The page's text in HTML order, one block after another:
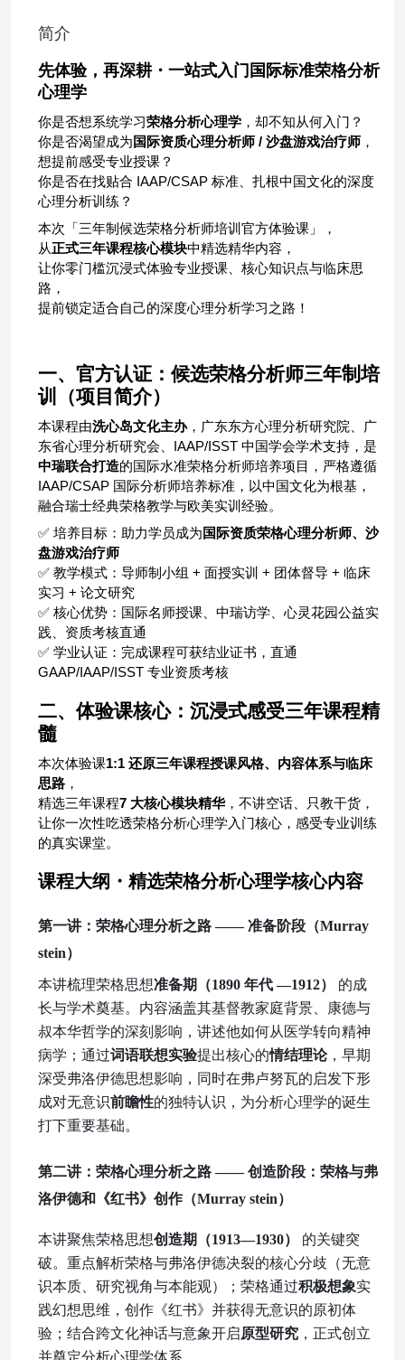
简介
先体验，再深耕・一站式入门国际标准荣格分析
心理学
你是否想系统学习荣格分析心理学 ，却不知从何入门？
你是否渴望成为国际资质心理分析师 / 沙盘游戏治疗师 ，
想提前感受专业授课？
你是否在找贴合 IAAP/CSAP 标准、扎根中国文化的深度
心理分析训练？
本次「三年制候选荣格分析师培训官方体验课」，
从正式三年课程核心模块中精选精华内容，
让你零门槛沉浸式体验专业授课、核心知识点与临床思
路，
提前锁定适合自己的深度心理分析学习之路！
一、官方认证：候选荣格分析师三年制培
训（项目简介）
本课程由洗心岛文化主办，广东东方心理分析研究院、广
东省心理分析研究会、 IAAP/ISST 中国学会学术支持，是
中瑞联合打造的国际水准荣格分析师培养项目，严格遵循
IAAP/CSAP 国际分析师培养标准，以中国文化为根基，
融合瑞士经典荣格教学与欧美实训经验。
✅ 培养目标：助力学员成为国际资质荣格心理分析师、沙
盘游戏治疗师
✅ 教学模式：导师制小组 + 面授实训 + 团体督导 + 临床
实习 + 论文研究
✅ 核心优势：国际名师授课、中瑞访学、心灵花园公益实
践、资质考核直通
✅ 学业认证：完成课程可获结业证书，直通
GAAP/IAAP/ISST 专业资质考核
二、体验课核心：沉浸式感受三年课程精
髓
本次体验课1:1 还原三年课程授课风格、内容体系与临床
思路 ，
精选三年课程7 大核心模块精华，不讲空话、只教干货，
让你一次性吃透荣格分析心理学入门核心，感受专业训练
的真实课堂。
课程大纲 ・精选荣格分析心理学核心内容
第一讲：荣格心理分析之路 —— 准备阶段 （Murray
stein）
本讲梳理荣格思想准备期（1890 年代 —1912）
的成
长与学术奠基。内容涵盖其基督教家庭背景、康德与
叔本华哲学的深刻影响，讲述他如何从医学转向精神
病学；通过词语联想实验提出核心的情结理论，早期
深受弗洛伊德思想影响，同时在弗卢努瓦的启发下形
成对无意识前瞻性的独特认识，为分析心理学的诞生
打下重要基础。
第二讲：荣格心理分析之路 —— 创造阶段：荣格与弗
洛伊德和《红书》创作（Murray stein）
本讲聚焦荣格思想创造期（1913—1930）
的关键突
破。重点解析荣格与弗洛伊德决裂的核心分歧（无意
识本质、研究视角与本能观）；荣格通过积极想象实
践幻想思维，创作《红书》并获得无意识的原初体
验；结合跨文化神话与意象开启原型研究 ，正式创立
并奠定分析心理学体系。